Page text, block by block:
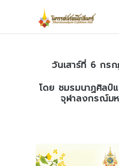
วันเสาร์ที่ 6 กร
โดย ชมรมนาฏศิลป์แ
จุฬาลงกรณ์ม